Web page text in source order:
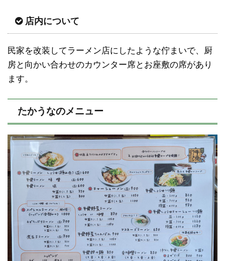
店内について
民家を改装してラーメン店にしたような佇まいで、厨
房と向かい合わせのカウンター席とお座敷の席があり
ます。
たかうなのメニュー